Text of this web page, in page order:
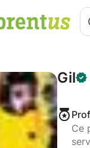
Gil
Ce